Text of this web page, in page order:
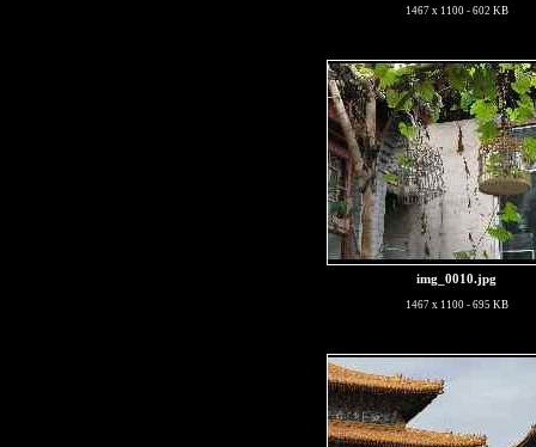
1467 x 1100 - 602 KB
img_0010.jpg
1467 x 1100 - 695 KB